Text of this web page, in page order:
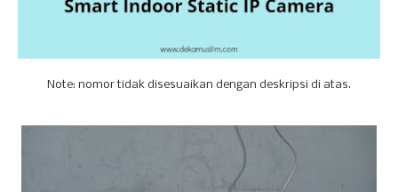
Note: nomor tidak disesuaikan dengan deskripsi di atas.